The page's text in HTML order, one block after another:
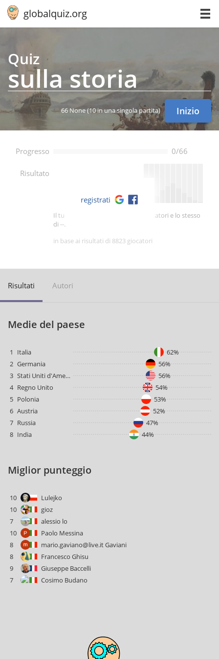
globalquiz.org
Quiz
sulla storia
66 None(10 in una singola partita) Inizio
Progresso 0/66
Risultato
Il tuo punteggio è migliore di -- giocatori e lo stesso
di --.
in base ai risultati di 8823 giocatori
registrati
Risultati Autori
Medie del paese
1 Italia
62%
2 Germania
56%
3
Stati Uniti d'America
56%
4 Regno Unito
54%
5 Polonia
53%
6 Austria
52%
7 Russia
47%
8 India 44%
Miglior punteggio
10
Lulejko
10
gioz
7
alessio lo
10
Paolo Messina
8
mario.gaviano@live.it Gaviani
8
Francesco Ghisu
9
Giuseppe Baccelli
7
Cosimo Budano